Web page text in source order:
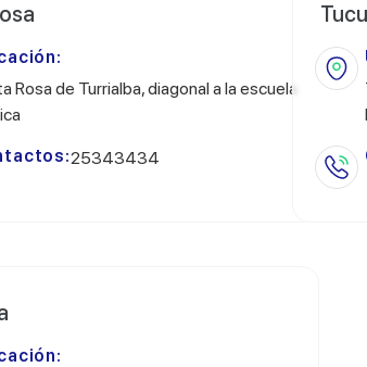
Rosa de Turrialba, diagonal a la escuela
25343434